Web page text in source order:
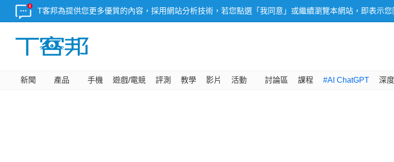
T客邦為提供您更多優質的內容，採用網站分析技術，若您點選「我同意」或繼續瀏覽本網站，即表示您
新聞 產品 手機 遊戲/電競 評測 教學 影片 活動 討論區 課程 #AI ChatGPT 深